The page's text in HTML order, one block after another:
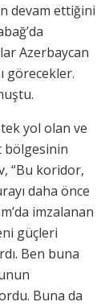
devam ettiğini
Azerbaycan
görecekler.
yol olan ve
bölgesinin
“Bu koridor,
daha önce
imzalanan
güçleri
Ben buna
Buna da